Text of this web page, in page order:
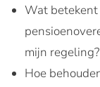
Wat
mijn regeling?
Hoe